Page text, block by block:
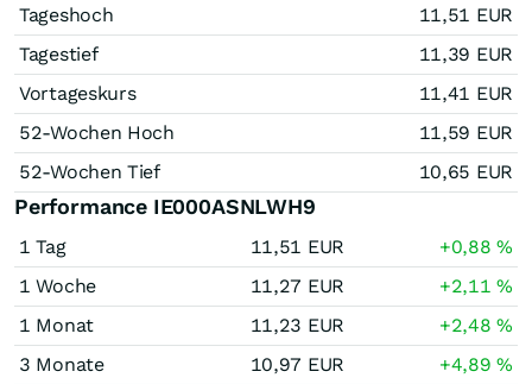
Tageshoch
11,51 EUR
Tagestief
11,39 EUR
Vortageskurs
11,41 EUR
52-Wochen Hoch
11,59 EUR
52-Wochen Tief
10,65 EUR
Performance IE000ASNLWH9
1 Tag 11,51 EUR +0,88%
1 Woche
11,27 EUR +2,11%
1 Monat
11,23 EUR +2,48%
3 Monate
10,97 EUR +4,89%